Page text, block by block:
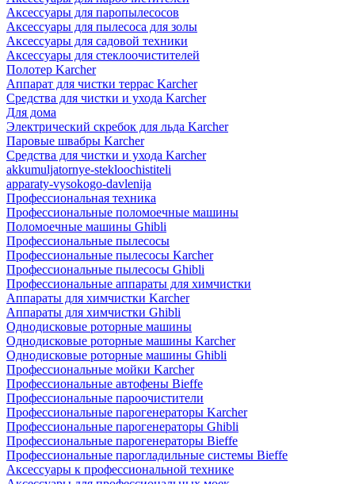
Аксессуары для паропылесосов
Аксессуары для пылесоса для золы
Аксессуары для садовой техники
Аксессуары для стеклоочистителей
Полотер Karcher
Аппарат для чистки террас Karcher
Средства для чистки и ухода Karcher
Для дома
Электрический скребок для льда Karcher
Паровые швабры Karcher
Средства для чистки и ухода Karcher
akkumuljatornye-stekloochistiteli
apparaty-vysokogo-davlenija
Профессиональная техника
Профессиональные поломоечные машины
Поломоечные машины Ghibli
Профессиональные пылесосы
Профессиональные пылесосы Karcher
Профессиональные пылесосы Ghibli
Профессиональные аппараты для химчистки
Аппараты для химчистки Karcher
Аппараты для химчистки Ghibli
Однодисковые роторные машины
Однодисковые роторные машины Karcher
Однодисковые роторные машины Ghibli
Профессиональные мойки Karcher
Профессиональные автофены Bieffe
Профессиональные пароочистители
Профессиональные парогенераторы Karcher
Профессиональные парогенераторы Ghibli
Профессиональные парогенераторы Bieffe
Профессиональные парогладильные системы Bieffe
Аксессуары к профессиональной технике